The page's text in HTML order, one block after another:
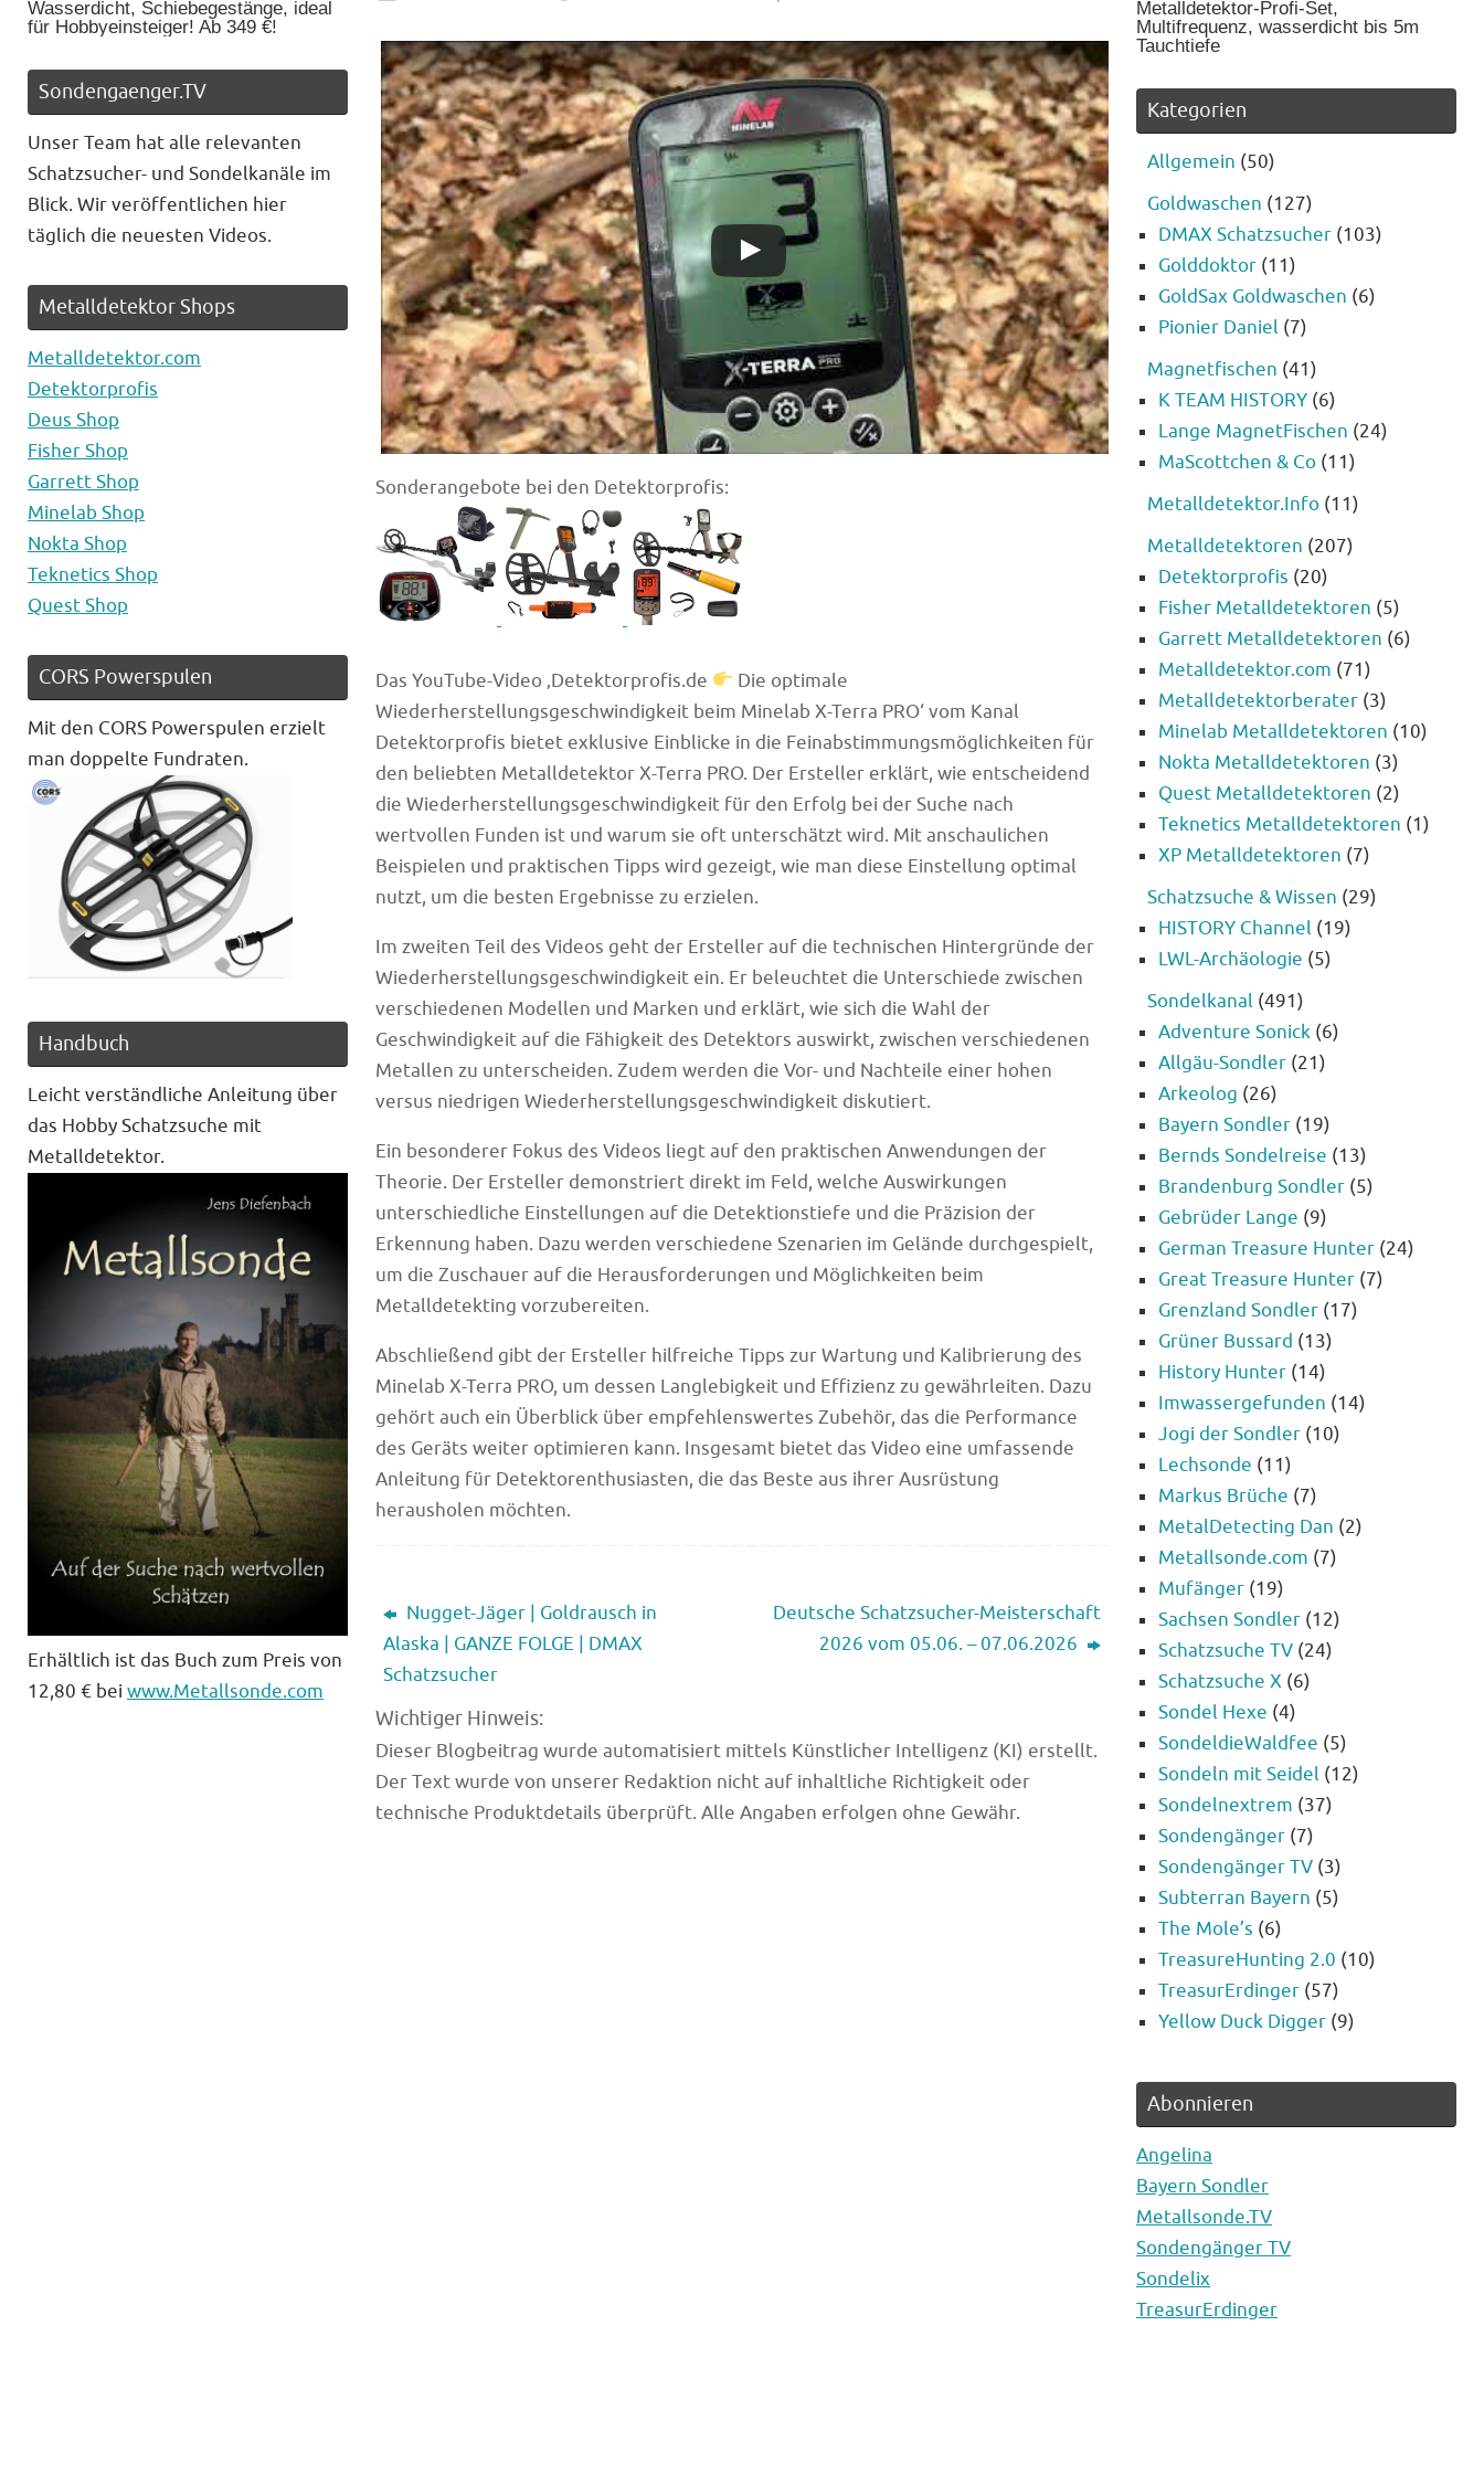
Sonderangebote bei den Detektorprofis:
Das YouTube-Video ‚Detektorprofis.de
Die optimale
Wiederherstellungsgeschwindigkeit beim Minelab X-Terra PRO‘ vom Kanal
Detektorprofis bietet exklusive Einblicke in die Feinabstimmungsmöglichkeiten für
den beliebten Metalldetektor X-Terra PRO. Der Ersteller erklärt, wie entscheidend
die Wiederherstellungsgeschwindigkeit für den Erfolg bei der Suche nach
wertvollen Funden ist und warum sie oft unterschätzt wird. Mit anschaulichen
Beispielen und praktischen Tipps wird gezeigt, wie man diese Einstellung optimal
nutzt, um die besten Ergebnisse zu erzielen.
Im zweiten Teil des Videos geht der Ersteller auf die technischen Hintergründe der
Wiederherstellungsgeschwindigkeit ein. Er beleuchtet die Unterschiede zwischen
verschiedenen Modellen und Marken und erklärt, wie sich die Wahl der
Geschwindigkeit auf die Fähigkeit des Detektors auswirkt, zwischen verschiedenen
Metallen zu unterscheiden. Zudem werden die Vor- und Nachteile einer hohen
versus niedrigen Wiederherstellungsgeschwindigkeit diskutiert.
Ein besonderer Fokus des Videos liegt auf den praktischen Anwendungen der
Theorie. Der Ersteller demonstriert direkt im Feld, welche Auswirkungen
unterschiedliche Einstellungen auf die Detektionstiefe und die Präzision der
Erkennung haben. Dazu werden verschiedene Szenarien im Gelände durchgespielt,
um die Zuschauer auf die Herausforderungen und Möglichkeiten beim
Metalldetekting vorzubereiten.
Abschließend gibt der Ersteller hilfreiche Tipps zur Wartung und Kalibrierung des
Minelab X-Terra PRO, um dessen Langlebigkeit und Effizienz zu gewährleiten. Dazu
gehört auch ein Überblick über empfehlenswertes Zubehör, das die Performance
des Geräts weiter optimieren kann. Insgesamt bietet das Video eine umfassende
Anleitung für Detektorenthusiasten, die das Beste aus ihrer Ausrüstung
herausholen möchten.
Nugget-Jäger | Goldrausch in
Alaska | GANZE FOLGE | DMAX
Schatzsucher
Deutsche Schatzsucher-Meisterschaft
2026 vom 05.06. – 07.06.2026
Wichtiger Hinweis:
Dieser Blogbeitrag wurde automatisiert mittels Künstlicher Intelligenz (KI) erstellt.
Der Text wurde von unserer Redaktion nicht auf inhaltliche Richtigkeit oder
technische Produktdetails überprüft. Alle Angaben erfolgen ohne Gewähr.
Wasserdicht, Schiebegestänge, ideal
für Hobbyeinsteiger! Ab 349 €!
Sondengaenger.TV
Unser Team hat alle relevanten
Schatzsucher- und Sondelkanäle im
Blick. Wir veröffentlichen hier
täglich die neuesten Videos.
Metalldetektor Shops
Metalldetektor.com
Detektorprofis
Deus Shop
Fisher Shop
Garrett Shop
Minelab Shop
Nokta Shop
Teknetics Shop
Quest Shop
CORS Powerspulen
Mit den CORS Powerspulen erzielt
man doppelte Fundraten.
Handbuch
Leicht verständliche Anleitung über
das Hobby Schatzsuche mit
Metalldetektor.
Erhältlich ist das Buch zum Preis von
12,80 € bei www.Metallsonde.com
Metalldetektor-Profi-Set,
Multifrequenz, wasserdicht bis 5m
Tauchtiefe
Kategorien
Allgemein (50)
Goldwaschen (127)
DMAX Schatzsucher (103)
Golddoktor (11)
GoldSax Goldwaschen (6)
Pionier Daniel (7)
Magnetfischen (41)
K TEAM HISTORY (6)
Lange MagnetFischen (24)
MaScottchen & Co (11)
Metalldetektor.Info (11)
Metalldetektoren (207)
Detektorprofis (20)
Fisher Metalldetektoren (5)
Garrett Metalldetektoren (6)
Metalldetektor.com (71)
Metalldetektorberater (3)
Minelab Metalldetektoren (10)
Nokta Metalldetektoren (3)
Quest Metalldetektoren (2)
Teknetics Metalldetektoren (1)
XP Metalldetektoren (7)
Schatzsuche & Wissen (29)
HISTORY Channel (19)
LWL-Archäologie (5)
Sondelkanal (491)
Adventure Sonick (6)
Allgäu-Sondler (21)
Arkeolog (26)
Bayern Sondler (19)
Bernds Sondelreise (13)
Brandenburg Sondler (5)
Gebrüder Lange (9)
German Treasure Hunter (24)
Great Treasure Hunter (7)
Grenzland Sondler (17)
Grüner Bussard (13)
History Hunter (14)
Imwassergefunden (14)
Jogi der Sondler (10)
Lechsonde (11)
Markus Brüche (7)
MetalDetecting Dan (2)
Metallsonde.com (7)
Mufänger (19)
Sachsen Sondler (12)
Schatzsuche TV (24)
Schatzsuche X (6)
Sondel Hexe (4)
SondeldieWaldfee (5)
Sondeln mit Seidel (12)
Sondelnextrem (37)
Sondengänger (7)
Sondengänger TV (3)
Subterran Bayern (5)
The Mole’s (6)
TreasureHunting 2.0 (10)
TreasurErdinger (57)
Yellow Duck Digger (9)
Abonnieren
Angelina
Bayern Sondler
Metallsonde.TV
Sondengänger TV
Sondelix
TreasurErdinger